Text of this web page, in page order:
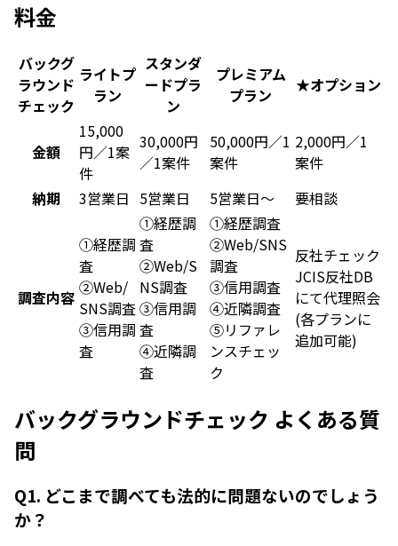
料金
バックグ
ラウンド
チェック
ライトプ
ラン
スタンダ
ードプラ
ン
プレミアム
プラン
★オプション
金額
15,000
円／1案
件
30,000円
／1案件
50,000円／1
案件
2,000円／1
案件
納期
3営業日 5営業日 5営業日〜 要相談
調査内容
①経歴調
査
②Web/
SNS調査
③信用調
査
①経歴調
査
②Web/S
NS調査
③信用調
査
④近隣調
査
①経歴調査
②Web/SNS
調査
③信用調査
④近隣調査
⑤リファレ
ンスチェッ
ク
反社チェック
JCIS反社DB
にて代理照会
(各プランに
追加可能)
バックグラウンドチェック よくある質
問
Q1. どこまで調べても法的に問題ないのでしょう
か？